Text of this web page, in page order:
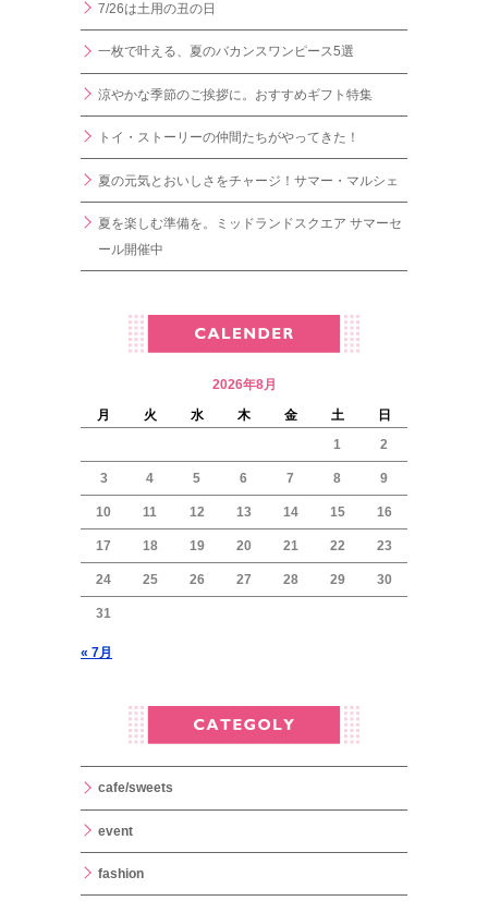
7/26は土用の丑の日
一枚で叶える、夏のバカンスワンピース5選
涼やかな季節のご挨拶に。おすすめギフト特集
トイ・ストーリーの仲間たちがやってきた！
夏の元気とおいしさをチャージ！サマー・マルシェ
夏を楽しむ準備を。ミッドランドスクエア サマーセ
ール開催中
2026年8月
月
火 水 木 金 土
日
1
2
3 4 5 6 7 8 9
10 11 12 13 14 15 16
17 18 19 20 21 22 23
24 25 26 27 28 29 30
31
« 7月
cafe/sweets
event
fashion